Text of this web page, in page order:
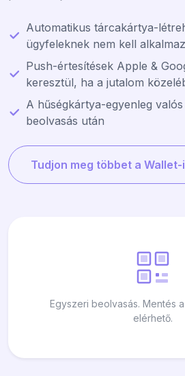
Automatikus tárcakártya-
ügyfeleknek nem kell
Push-értesítések Apple &
keresztül, ha a jutalom
A hűségkártya-egyenleg
beolvasás után
Tudjon meg többet a
Egyszeri beolvasás. Mentés
elérhető.